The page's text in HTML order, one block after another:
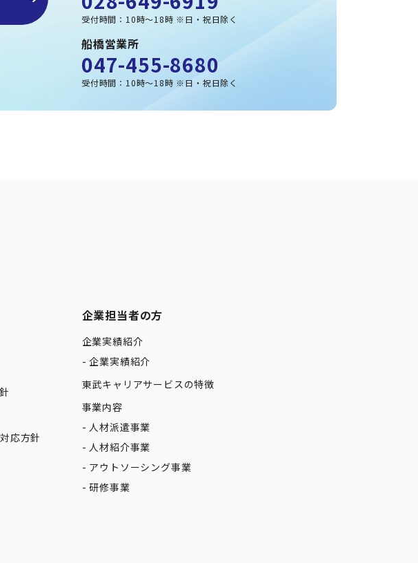
受付時間：10時～18時 ※日・祝日除く
船橋営業所
047-455-8680
受付時間：10時～18時 ※日・祝日除く
応方針
企業担当者の方
企業実績紹介
企業実績紹介
東武キャリアサービスの特徴
事業内容
人材派遣事業
人材紹介事業
アウトソーシング事業
研修事業